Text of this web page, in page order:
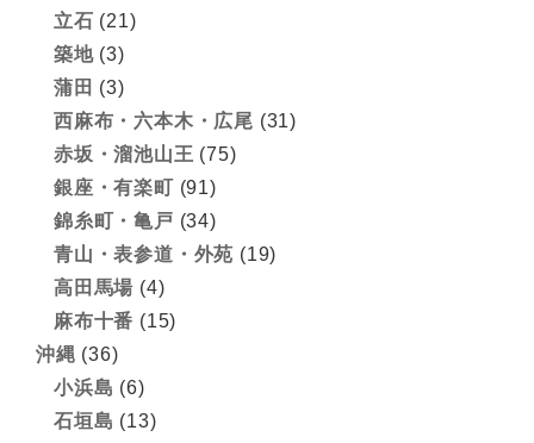
立石 (21)
築地(3)
蒲田 (3)
西麻布・六本木・広尾 (31)
赤坂・溜池山王 (75)
銀座・有楽町 (91)
錦糸町・亀戸 (34)
青山・表参道・外苑 (19)
高田馬場 (4)
麻布十番 (15)
沖縄 (36)
小浜島 (6)
石垣島 (13)